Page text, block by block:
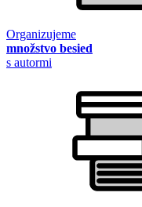
Organizujeme
množstvo besied
s autormi